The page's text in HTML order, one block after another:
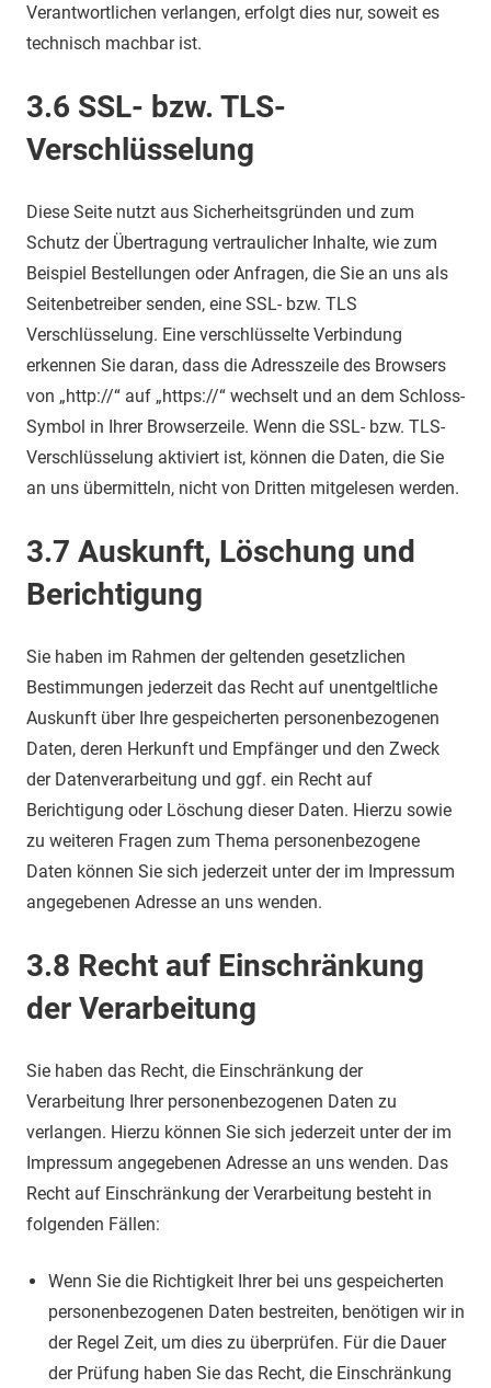
Verantwortlichen verlangen, erfolgt dies nur, soweit es
technisch machbar ist.
3.6 SSL- bzw. TLS-
Verschlüsselung
Diese Seite nutzt aus Sicherheitsgründen und zum
Schutz der Übertragung vertraulicher Inhalte, wie zum
Beispiel Bestellungen oder Anfragen, die Sie an uns als
Seitenbetreiber senden, eine SSL- bzw. TLS
Verschlüsselung. Eine verschlüsselte Verbindung
erkennen Sie daran, dass die Adresszeile des Browsers
von „http://“ auf „https://“ wechselt und an dem Schloss-
Symbol in Ihrer Browserzeile. Wenn die SSL- bzw. TLS-
Verschlüsselung aktiviert ist, können die Daten, die Sie
an uns übermitteln, nicht von Dritten mitgelesen werden.
3.7 Auskunft, Löschung und
Berichtigung
Sie haben im Rahmen der geltenden gesetzlichen
Bestimmungen jederzeit das Recht auf unentgeltliche
Auskunft über Ihre gespeicherten personenbezogenen
Daten, deren Herkunft und Empfänger und den Zweck
der Datenverarbeitung und ggf. ein Recht auf
Berichtigung oder Löschung dieser Daten. Hierzu sowie
zu weiteren Fragen zum Thema personenbezogene
Daten können Sie sich jederzeit unter der im Impressum
angegebenen Adresse an uns wenden.
3.8 Recht auf Einschränkung
der Verarbeitung
Sie haben das Recht, die Einschränkung der
Verarbeitung Ihrer personenbezogenen Daten zu
verlangen. Hierzu können Sie sich jederzeit unter der im
Impressum angegebenen Adresse an uns wenden. Das
Recht auf Einschränkung der Verarbeitung besteht in
folgenden Fällen:
Wenn Sie die Richtigkeit Ihrer bei uns gespeicherten
personenbezogenen Daten bestreiten, benötigen wir in
der Regel Zeit, um dies zu überprüfen. Für die Dauer
der Prüfung haben Sie das Recht, die Einschränkung